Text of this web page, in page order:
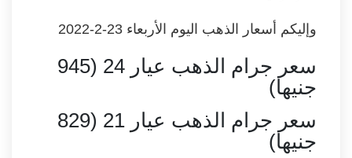
وإليكم أسعار الذهب اليوم الأربعاء 23-2-2022
سعر جرام الذهب عيار 24 (945
جنيها)
سعر جرام الذهب عيار 21 (829
جنيها)